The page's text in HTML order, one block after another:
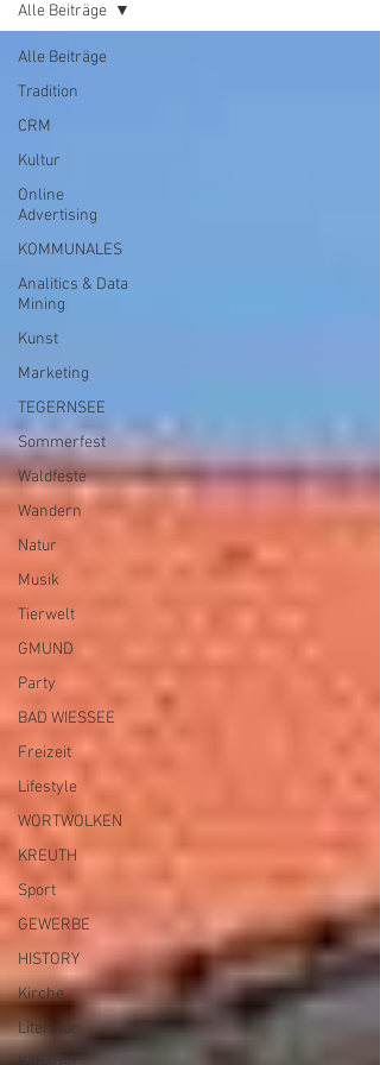
Alle Beiträge
Tradition
CRM
Kultur
Online
Advertising
KOMMUNALES
Analitics & Data
Mining
Kunst
Marketing
TEGERNSEE
Sommerfest
Waldfeste
Wandern
Natur
Musik
Tierwelt
GMUND
Party
BAD WIESSEE
Freizeit
Lifestyle
WORTWOLKEN
KREUTH
Sport
GEWERBE
HISTORY
Kirche
Literatur
Alle Beiträge